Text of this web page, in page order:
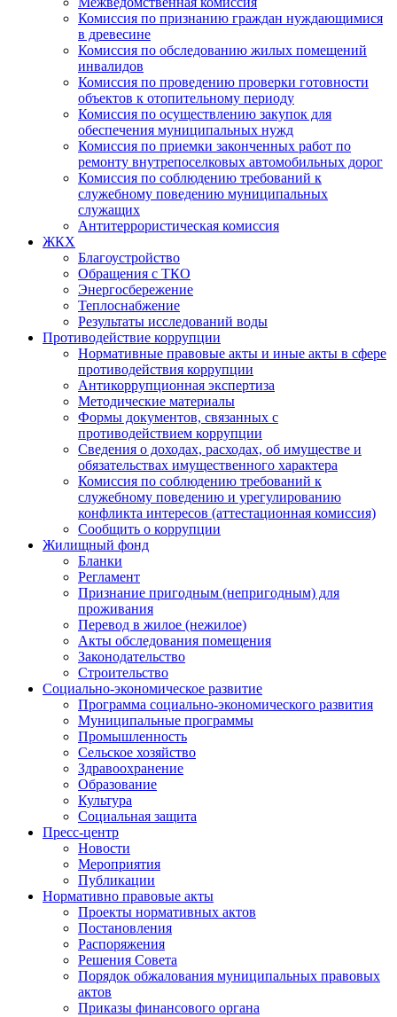
Комиссия по признанию граждан нуждающимися
в древесине
Комиссия по обследованию жилых помещений
инвалидов
Комиссия по проведению проверки готовности
объектов к отопительному периоду
Комиссия по осуществлению закупок для
обеспечения муниципальных нужд
Комиссия по приемки законченных работ по
ремонту внутрепоселковых автомобильных дорог
Комиссия по соблюдению требований к
служебному поведению муниципальных
служащих
Антитеррористическая комиссия
ЖКХ
Благоустройство
Обращения с ТКО
Энергосбережение
Теплоснабжение
Результаты исследований воды
Противодействие коррупции
Нормативные правовые акты и иные акты в сфере
противодействия коррупции
Антикоррупционная экспертиза
Методические материалы
Формы документов, связанных с
противодействием коррупции
Сведения о доходах, расходах, об имуществе и
обязательствах имущественного характера
Комиссия по соблюдению требований к
служебному поведению и урегулированию
конфликта интересов (аттестационная комиссия)
Сообщить о коррупции
Жилищный фонд
Бланки
Регламент
Признание пригодным (непригодным) для
проживания
Перевод в жилое (нежилое)
Акты обследования помещения
Законодательство
Строительство
Социально-экономическое развитие
Программа социально-экономического развития
Муниципальные программы
Промышленность
Сельское хозяйство
Здравоохранение
Образование
Культура
Социальная защита
Пресс-центр
Новости
Мероприятия
Публикации
Нормативно правовые акты
Проекты нормативных актов
Постановления
Распоряжения
Решения Совета
Порядок обжалования муниципальных правовых
актов
Приказы финансового органа